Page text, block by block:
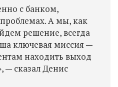
с банком,
проблемах. А мы, как
решение, всегда
ключевая миссия —
находить выход
— сказал Денис